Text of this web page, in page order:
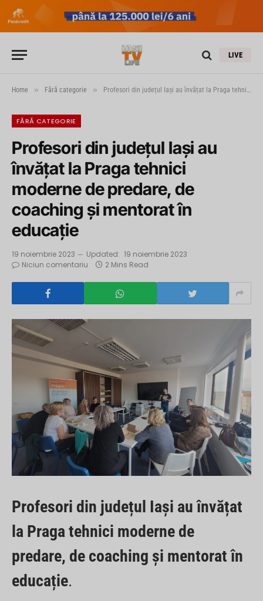
LIVE
Home » Fără categorie » Profesori din județul Iași au învățat la Praga tehnici moderne de predare, de coaching și mentorat în educație
FĂRĂ CATEGORIE
Profesori din județul Iași au
învățat la Praga tehnici
moderne de predare, de
coaching și mentorat în
educație
19 noiembrie 2023 Updated: 19 noiembrie 2023
Niciun comentariu
2 Mins Read
Profesori din județul Iași au învățat
la Praga tehnici moderne de
predare, de coaching și mentorat în
educație.